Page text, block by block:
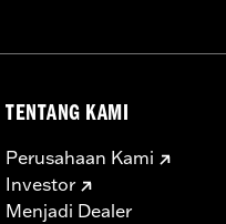
TENTANG KAMI
Perusahaan Kami
Investor
Menjadi Dealer